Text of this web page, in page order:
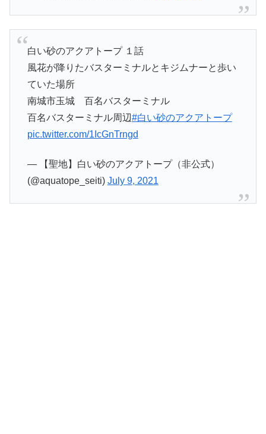
白い砂のアクアトープ １話
風花が降りたバスターミナルとキジムナーと歩い
ていた場所
南城市玉城 百名バスターミナル
百名バスターミナル周辺#白い砂のアクアトープ
pic.twitter.com/1IcGnTrngd
— 【聖地】白い砂のアクアトープ（非公式）
(@aquatope_seiti) July 9, 2021